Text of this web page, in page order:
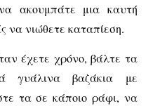
ακουμπάτε μια καυτή
να νιώθετε καταπίεση.
έχετε χρόνο, βάλτε τα
γυάλινα βαζάκια με
τα σε κάποιο ράφι, να